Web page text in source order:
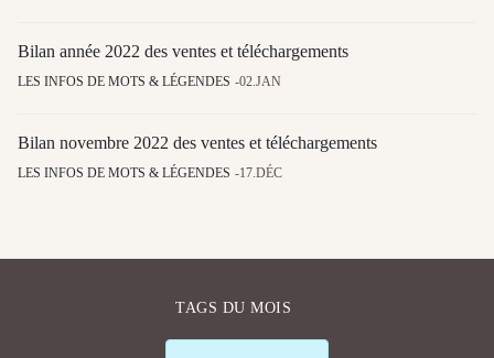
Bilan année 2022 des ventes et téléchargements
LES INFOS DE MOTS & LÉGENDES 02.JAN
Bilan novembre 2022 des ventes et téléchargements
LES INFOS DE MOTS & LÉGENDES 17.DÉC
TAGS DU MOIS